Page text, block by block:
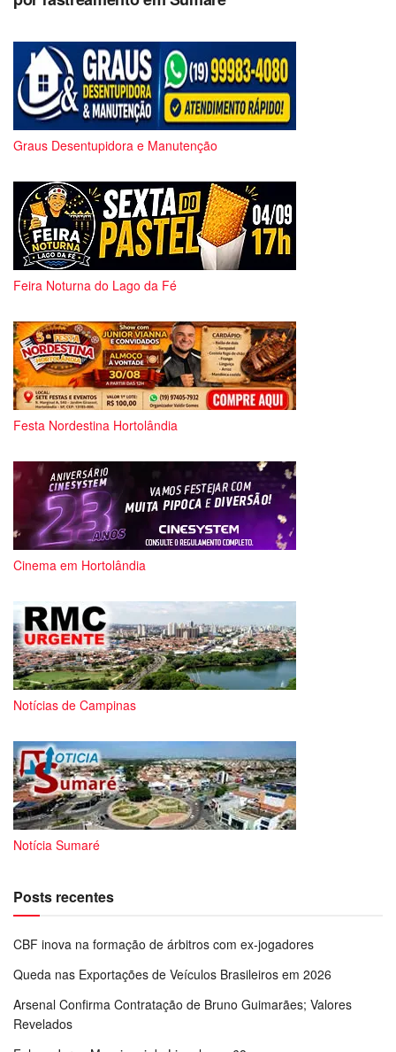
Graus Desentupidora e Manutenção
Feira Noturna do Lago da Fé
Festa Nordestina Hortolândia
Cinema em Hortolândia
Notícias de Campinas
Notícia Sumaré
Posts recentes
CBF inova na formação de árbitros com ex-jogadores
Queda nas Exportações de Veículos Brasileiros em 2026
Arsenal Confirma Contratação de Bruno Guimarães; Valores
Revelados